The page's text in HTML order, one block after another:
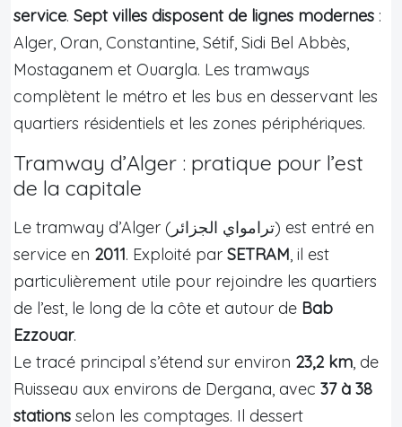
service. Sept villes disposent de lignes modernes :
Alger, Oran, Constantine, Sétif, Sidi Bel Abbès,
Mostaganem et Ouargla. Les tramways
complètent le métro et les bus en desservant les
quartiers résidentiels et les zones périphériques.
Tramway d’Alger : pratique pour l’est
de la capitale
Le tramway d’Alger (ترامواي الجزائر) est entré en
service en 2011. Exploité par SETRAM, il est
particulièrement utile pour rejoindre les quartiers
de l’est, le long de la côte et autour de Bab
Ezzouar.
Le tracé principal s’étend sur environ 23,2 km, de
Ruisseau aux environs de Dergana, avec 37 à 38
stations selon les comptages. Il dessert